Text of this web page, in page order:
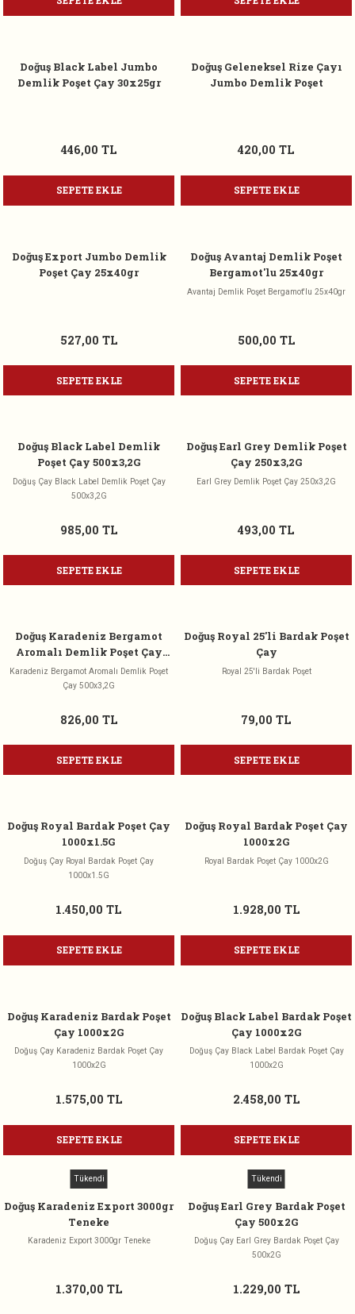
Doğuş Black Label Jumbo
Demlik Poşet Çay 30x25gr
446,00 TL
SEPETE EKLE
Doğuş Geleneksel Rize Çayı
Jumbo Demlik Poşet
420,00 TL
SEPETE EKLE
Doğuş Export Jumbo Demlik
Poşet Çay 25x40gr
527,00 TL
SEPETE EKLE
Doğuş Avantaj Demlik Poşet
Bergamot'lu 25x40gr
Avantaj Demlik Poşet Bergamot'lu 25x40gr
500,00 TL
SEPETE EKLE
Doğuş Black Label Demlik
Poşet Çay 500x3,2G
Doğuş Çay Black Label Demlik Poşet Çay
500x3,2G
985,00 TL
SEPETE EKLE
Doğuş Earl Grey Demlik Poşet
Çay 250x3,2G
Earl Grey Demlik Poşet Çay 250x3,2G
493,00 TL
SEPETE EKLE
Doğuş Karadeniz Bergamot
Aromalı Demlik Poşet Çay
500x3,2G
Karadeniz Bergamot Aromalı Demlik Poşet
Çay 500x3,2G
826,00 TL
SEPETE EKLE
Doğuş Royal 25'li Bardak Poşet
Çay
Royal 25'li Bardak Poşet
79,00 TL
SEPETE EKLE
Doğuş Royal Bardak Poşet Çay
1000x1.5G
Doğuş Çay Royal Bardak Poşet Çay
1000x1.5G
1.450,00 TL
SEPETE EKLE
Doğuş Royal Bardak Poşet Çay
1000x2G
Royal Bardak Poşet Çay 1000x2G
1.928,00 TL
SEPETE EKLE
Doğuş Karadeniz Bardak Poşet
Çay 1000x2G
Doğuş Çay Karadeniz Bardak Poşet Çay
1000x2G
1.575,00 TL
SEPETE EKLE
Doğuş Black Label Bardak Poşet
Çay 1000x2G
Doğuş Çay Black Label Bardak Poşet Çay
1000x2G
2.458,00 TL
SEPETE EKLE
Tükendi
Doğuş Karadeniz Export 3000gr
Teneke
Karadeniz Export 3000gr Teneke
1.370,00 TL
Tükendi
Doğuş Earl Grey Bardak Poşet
Çay 500x2G
Doğuş Çay Earl Grey Bardak Poşet Çay
500x2G
1.229,00 TL